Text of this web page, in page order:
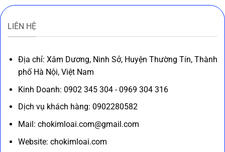
LIÊN HỆ
Địa chỉ: Xâm Dương, Ninh Sở, Huyện Thường Tín, Thành
phố Hà Nội, Việt Nam
Kinh Doanh: 0902 345 304 - 0969 304 316
Dịch vụ khách hàng: 0902280582
Mail: chokimloai.com@gmail.com
Website: chokimloai.com